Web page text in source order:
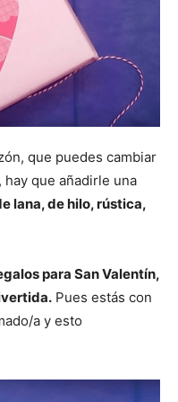
que puedes cambiar
que añadirle una
lana, de hilo, rústica,
para San Valentín,
Pues estás con
a y esto